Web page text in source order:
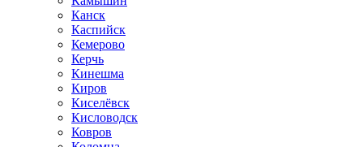
Канск
Каспийск
Кемерово
Керчь
Кинешма
Киров
Киселёвск
Кисловодск
Ковров